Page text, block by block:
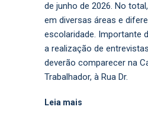
de junho de 2026. No
em diversas áreas e
escolaridade. Importante
a realização de
deverão comparecer na
Trabalhador, à Rua Dr.
Leia mais